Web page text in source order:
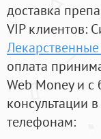
доставка
VIP клиентов:
оплата
Web Money и с
консультации
телефонам: